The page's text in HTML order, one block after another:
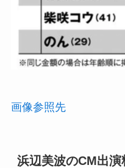
画像参照先
浜辺美波のCM出演